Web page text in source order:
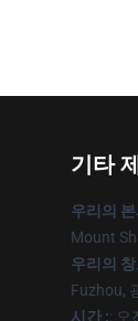
기타
우리의
Mount
우리의 창
Fuzhou,
시간 :: 오